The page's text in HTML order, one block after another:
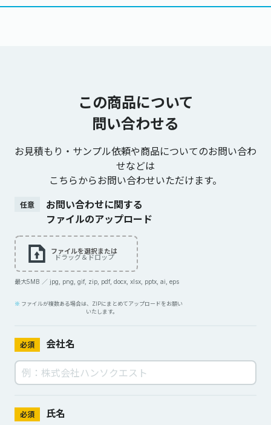
この商品について
問い合わせる
お見積もり・サンプル依頼や商品についてのお問い合わ
せなどは
こちらからお問い合わせいただけます。
任意
お問い合わせに関する
ファイルのアップロード
ファイルを選択または
ドラッグ＆ドロップ
最大5MB ／ jpg, png, gif, zip, pdf, docx, xlsx, pptx, ai, eps
ファイルが複数ある場合は、ZIPにまとめてアップロードをお願い
いたします。
必須 会社名
必須 氏名